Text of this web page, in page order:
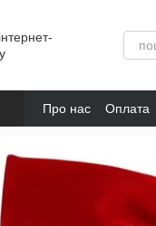
Про нас Оплата
Відгуки про